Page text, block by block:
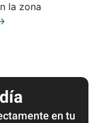
la zona
en tu